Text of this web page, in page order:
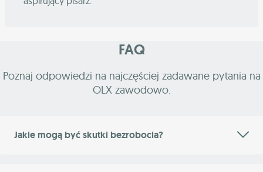
FAQ
Poznaj odpowiedzi na najczęściej zadawane pytania na
OLX zawodowo.
Jakie mogą być skutki bezrobocia?